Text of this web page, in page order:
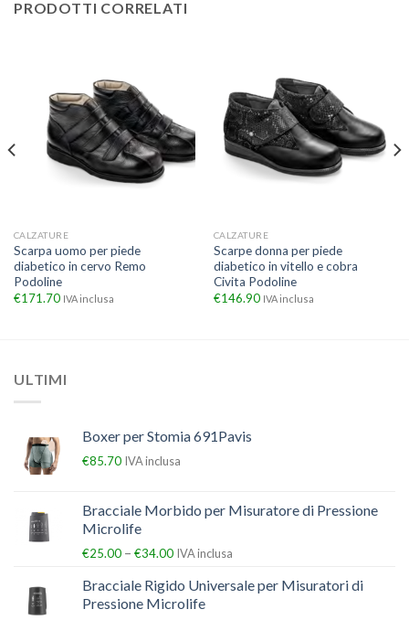
PRODOTTI CORRELATI
CALZATURE
Scarpa uomo per piede
diabetico in cervo Remo
Podoline
€171.70 IVA inclusa
CALZATURE
Scarpe donna per piede
diabetico in vitello e cobra
Civita Podoline
€146.90 IVA inclusa
ULTIMI
Boxer per Stomia 691Pavis
€85.70 IVA inclusa
Bracciale Morbido per Misuratore di Pressione
Microlife
€25.00 – €34.00 IVA inclusa
Bracciale Rigido Universale per Misuratori di
Pressione Microlife